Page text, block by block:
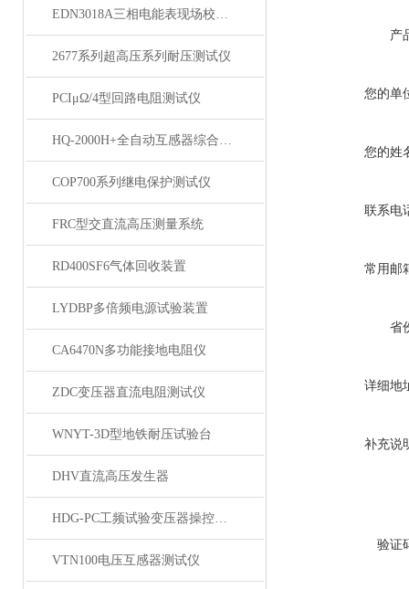
EDN3018A三相电能表现场校验仪
2677系列超高压系列耐压测试仪
PCIμΩ/4型回路电阻测试仪
HQ-2000H+全自动互感器综合测试仪
COP700系列继电保护测试仪
FRC型交直流高压测量系统
RD400SF6气体回收装置
LYDBP多倍频电源试验装置
CA6470N多功能接地电阻仪
ZDC变压器直流电阻测试仪
WNYT-3D型地铁耐压试验台
DHV直流高压发生器
HDG-PC工频试验变压器操控装置
VTN100电压互感器测试仪
产
您的单
您的姓
联系电
常用邮
省
详细地
补充说
验证